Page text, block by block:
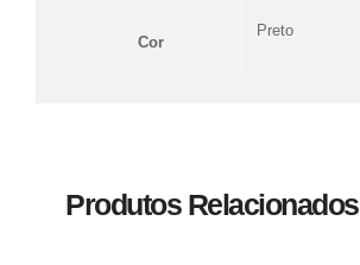
Cor
Preto
Produtos Relacionados